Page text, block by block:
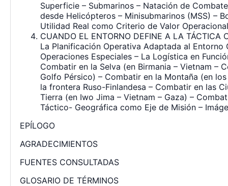
Superficie – Submarinos – Natación de
desde Helicópteros – Minisubmarinos (MSS) –
Utilidad Real como Criterio de Valor
CUANDO EL ENTORNO DEFINE A LA
La Planificación Operativa Adaptada al Entorno
Operaciones Especiales – La Logística en
Combatir en la Selva (en Birmania – Vietnam –
Golfo Pérsico) – Combatir en la Montaña (en
la frontera Ruso-Finlandesa – Combatir en las
Tierra (en Iwo Jima – Vietnam – Gaza) –
Táctico- Geográfica como Eje de Misión –
EPÍLOGO
AGRADECIMIENTOS
FUENTES CONSULTADAS
GLOSARIO DE TÉRMINOS